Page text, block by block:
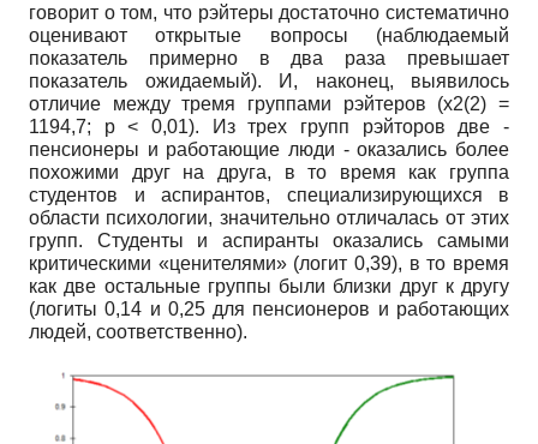
говорит о том, что рэйтеры достаточно систематично
оценивают открытые вопросы (наблюдаемый
показатель примерно в два раза превышает
показатель ожидаемый). И, наконец, выявилось
отличие между тремя группами рэйтеров (х2(2) =
1194,7; p< 0,01). Из трех групп рэйторов две -
пенсионеры и работающие люди - оказались более
похожими друг на друга, в то время как группа
студентов и аспирантов, специализирующихся в
области психологии, значительно отличалась от этих
групп. Студенты и аспиранты оказались самыми
критическими «ценителями» (логит 0,39), в то время
как две остальные группы были близки друг к другу
(логиты 0,14 и 0,25 для пенсионеров и работающих
людей, соответственно).